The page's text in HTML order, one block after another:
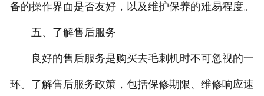
备的操作界面是否友好，以及维护保养的难易程度。
五、了解售后服务
良好的售后服务是购买去毛刺机时不可忽视的一
环。了解售后服务政策，包括保修期限、维修响应速